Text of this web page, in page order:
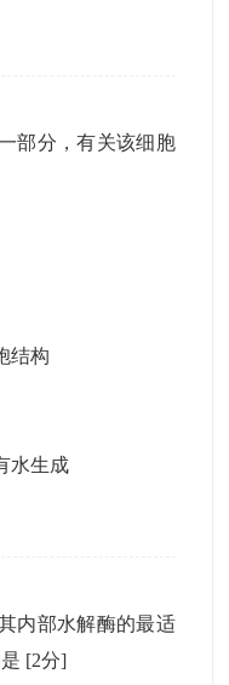
部分，有关该细胞
结构
水生成
内部水解酶的最适
[2分]